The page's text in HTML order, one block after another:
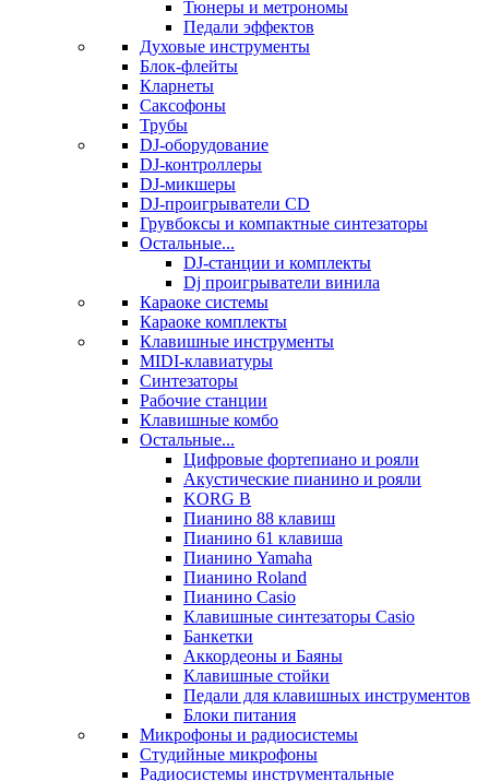
Тюнеры и метрономы
Педали эффектов
Духовые инструменты
Блок-флейты
Кларнеты
Саксофоны
Трубы
DJ-оборудование
DJ-контроллеры
DJ-микшеры
DJ-проигрыватели CD
Грувбоксы и компактные синтезаторы
Остальные...
DJ-станции и комплекты
Dj проигрыватели винила
Караоке системы
Караоке комплекты
Клавишные инструменты
MIDI-клавиатуры
Синтезаторы
Рабочие станции
Клавишные комбо
Остальные...
Цифровые фортепиано и рояли
Акустические пианино и рояли
KORG B
Пианино 88 клавиш
Пианино 61 клавиша
Пианино Yamaha
Пианино Roland
Пианино Casio
Клавишные синтезаторы Casio
Банкетки
Аккордеоны и Баяны
Клавишные стойки
Педали для клавишных инструментов
Блоки питания
Микрофоны и радиосистемы
Студийные микрофоны
Радиосистемы инструментальные